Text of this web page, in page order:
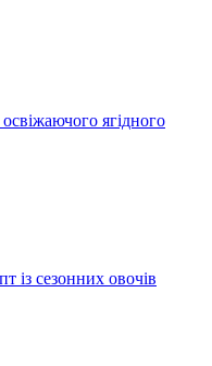
ягідного
із сезонних овочів